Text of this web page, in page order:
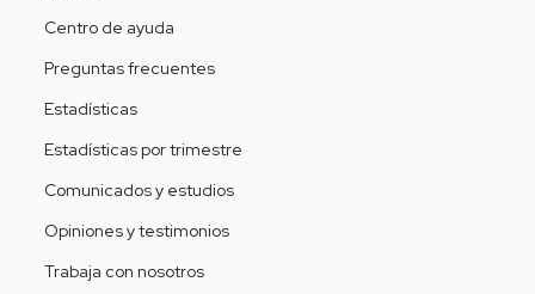
Centro de ayuda
Preguntas frecuentes
Estadísticas
Estadísticas por trimestre
Comunicados y estudios
Opiniones y testimonios
Trabaja con nosotros